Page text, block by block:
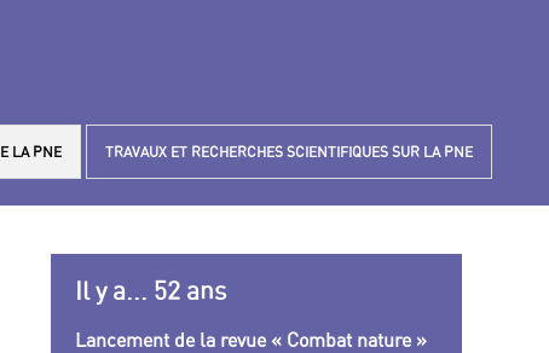
LA PNE TRAVAUX ET RECHERCHES SCIENTIFIQUES SUR LA PNE
Il y a... 52 ans
Lancement de la revue « Combat nature »